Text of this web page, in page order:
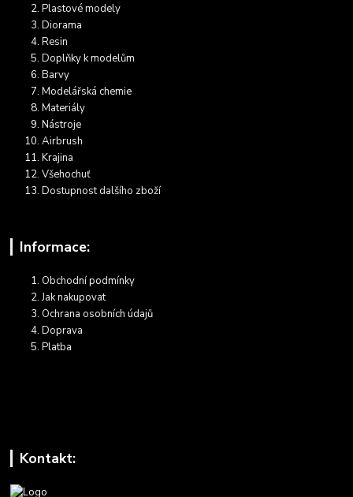
Plastové modely
Diorama
Resin
Doplňky k modelům
Barvy
Modelářská chemie
Materiály
Nástroje
Airbrush
Krajina
Všehochuť
Dostupnost dalšího zboží
Informace:
Obchodní podmínky
Jak nakupovat
Ochrana osobních údajů
Doprava
Platba
Kontakt: